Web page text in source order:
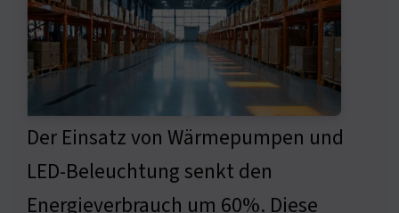
Der Einsatz von Wärmepumpen und
LED-Beleuchtung senkt den
Energieverbrauch um 60%. Diese